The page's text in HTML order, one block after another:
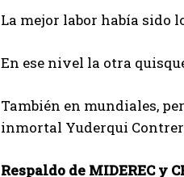
La mejor labor había sido
En ese nivel la otra
También en mundiales,
inmortal Yuderqui
Respaldo de MIDEREC y